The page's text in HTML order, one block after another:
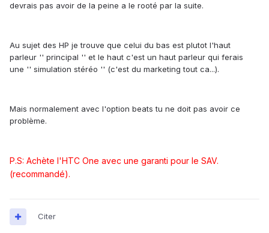
devrais pas avoir de la peine a le rooté par la suite.
Au sujet des HP je trouve que celui du bas est plutot l'haut
parleur '' principal '' et le haut c'est un haut parleur qui ferais
une '' simulation stéréo '' (c'est du marketing tout ca...).
Mais normalement avec l'option beats tu ne doit pas avoir ce
problème.
P.S: Achète l'HTC One avec une garanti pour le SAV.
(recommandé).
Citer